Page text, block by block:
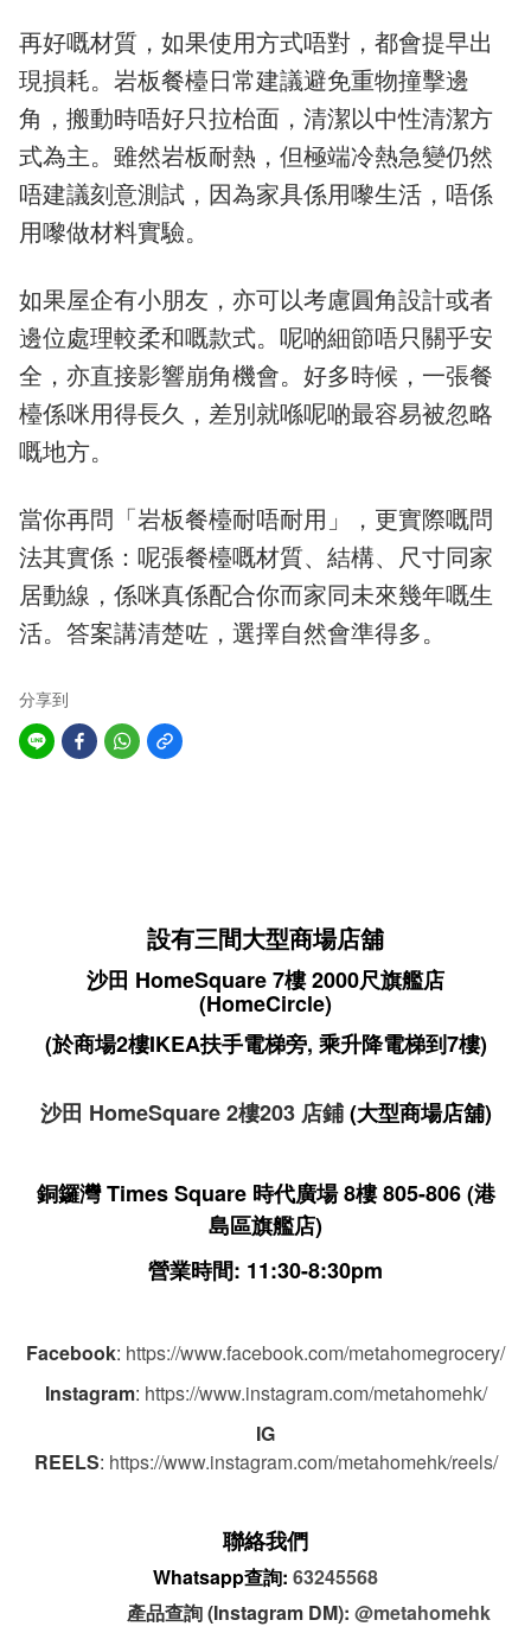
再好嘅材質，如果使用方式唔對，都會提早出
現損耗。岩板餐檯日常建議避免重物撞擊邊
角，搬動時唔好只拉枱面，清潔以中性清潔方
式為主。雖然岩板耐熱，但極端冷熱急變仍然
唔建議刻意測試，因為家具係用嚟生活，唔係
用嚟做材料實驗。
如果屋企有小朋友，亦可以考慮圓角設計或者
邊位處理較柔和嘅款式。呢啲細節唔只關乎安
全，亦直接影響崩角機會。好多時候，一張餐
檯係咪用得長久，差別就喺呢啲最容易被忽略
嘅地方。
當你再問「岩板餐檯耐唔耐用」，更實際嘅問
法其實係：呢張餐檯嘅材質、結構、尺寸同家
居動線，係咪真係配合你而家同未來幾年嘅生
活。答案講清楚咗，選擇自然會準得多。
分享到
設有三間大型商場店舖
沙田 HomeSquare 7樓 2000尺旗艦店
(HomeCircle)
(於商場2樓IKEA扶手電梯旁, 乘升降電梯到7樓)
沙田 HomeSquare 2樓203 店鋪(大型商場店舖)
銅鑼灣 Times Square 時代廣場 8樓 805-806(港
島區旗艦店)
營業時間: 11:30-8:30pm
Facebook: https://www.facebook.com/metahomegrocery/
Instagram: https://www.instagram.com/metahomehk/
IG
REELS: https://www.instagram.com/metahomehk/reels/
聯絡我們
Whatsapp查詢: 63245568
產品查詢 (Instagram DM): @metahomehk